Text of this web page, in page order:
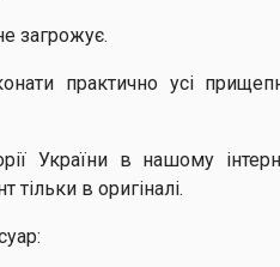
загрожує.
практично усі
України в нашому
в оригіналі.